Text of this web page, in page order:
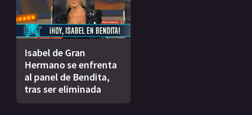
Isabel de Gran
Hermano se enfrenta
al panel de Bendita,
tras ser eliminada